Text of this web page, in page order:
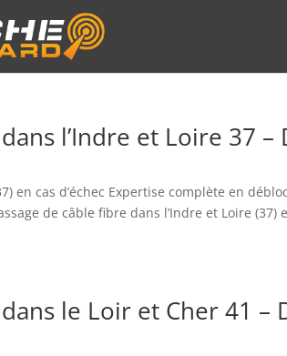
l’Indre et Loire 37 –
en cas d’échec Expertise complète en
de câble fibre dans l’Indre et Loire (37)
le Loir et Cher 41 –